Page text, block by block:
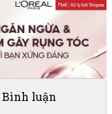
Bình luận